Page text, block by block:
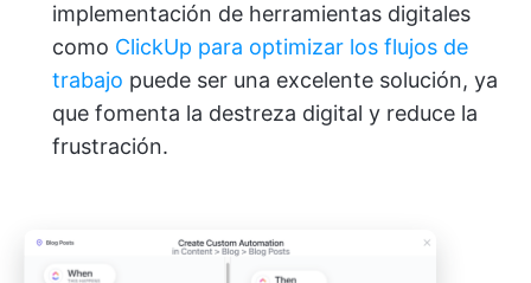
implementación de herramientas digitales
como ClickUp para optimizar los flujos de
trabajo puede ser una excelente solución, ya
que fomenta la destreza digital y reduce la
frustración.